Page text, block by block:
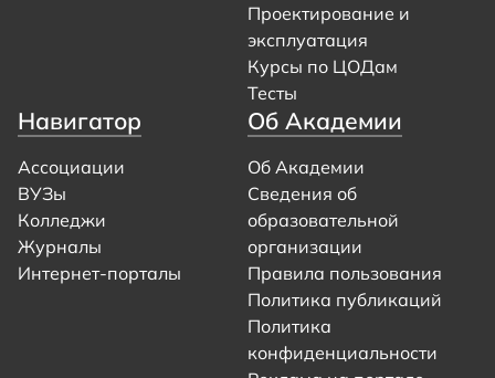
Проектирование и
эксплуатация
Курсы по ЦОДам
Тесты
Навигатор
Ассоциации
ВУЗы
Колледжи
Журналы
Интернет-порталы
Об Академии
Об Академии
Сведения об
образовательной
организации
Правила пользования
Политика публикаций
Политика
конфиденциальности